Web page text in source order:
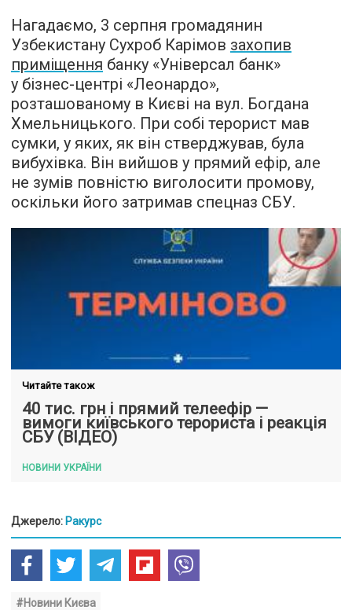
Нагадаємо, 3 серпня громадянин
Узбекистану Сухроб Карімов захопив
приміщення банку «Універсал банк»
у бізнес-центрі «Леонардо»,
розташованому в Києві на вул. Богдана
Хмельницького. При собі терорист мав
сумки, у яких, як він стверджував, була
вибухівка. Він вийшов у прямий ефір, але
не зумів повністю виголосити промову,
оскільки його затримав спецназ СБУ.
Читайте також
40 тис. грн і прямий телеефір —
вимоги київського терориста і реакція
СБУ (ВІДЕО)
НОВИНИ УКРАЇНИ
Джерело: Ракурс
#Новини Києва